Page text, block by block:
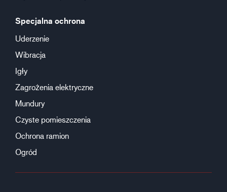
Specjalna ochrona
Uderzenie
Wibracja
Igły
Zagrożenia elektryczne
Mundury
Czyste pomieszczenia
Ochrona ramion
Ogród